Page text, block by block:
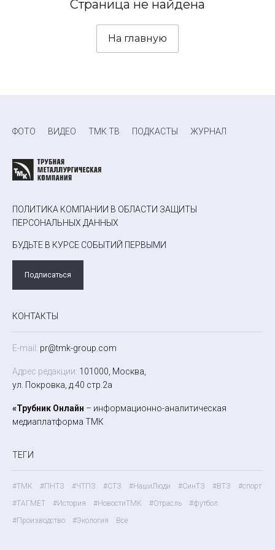
Страница не найдена
На главную
ФОТО ВИДЕО ТМК ТВ ПОДКАСТЫ ЖУРНАЛ
ПОЛИТИКА КОМПАНИИ В ОБЛАСТИ ЗАЩИТЫ
ПЕРСОНАЛЬНЫХ ДАННЫХ
БУДЬТЕ В КУРСЕ СОБЫТИЙ ПЕРВЫМИ
Подписаться
КОНТАКТЫ
E-mail: pr@tmk-group.com
Адрес редакции: 101000, Москва,
ул. Покровка, д.40 стр.2а
«Трубник Онлайн – информационно-аналитическая
медиаплатформа ТМК
ТЕГИ
#ТМК #ПНТЗ #ЧТПЗ #СТЗ #НашиЛюди #СинТЗ #ВТЗ
#спорт
#ТАГМЕТ
#История #НовостиТМК #Отрасль
#футбол
#Производство
#Экология Все